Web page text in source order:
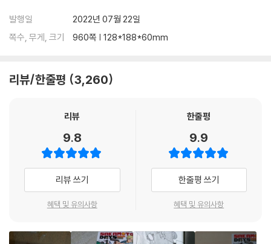
발행일
2022년 07월 22일
쪽수, 무게, 크기
960쪽 | 128*188*60mm
리뷰/한줄평 3,260
리뷰
9.8
리뷰 쓰기
혜택 및 유의사항
한줄평
9.9
한줄평 쓰기
혜택 및 유의사항